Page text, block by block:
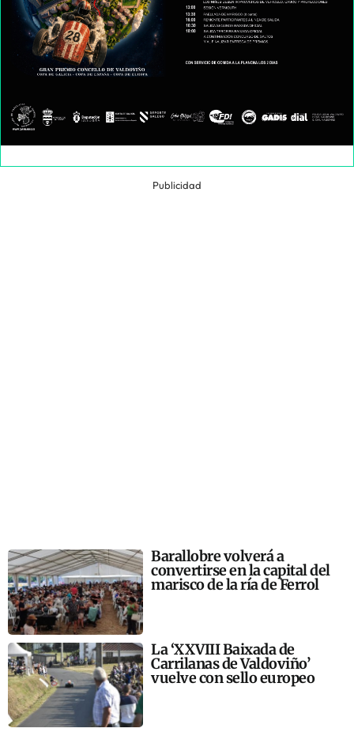
Publicidad
Barallobre volverá a
convertirse en la capital del
marisco de la ría de Ferrol
La ‘XXVIII Baixada de
Carrilanas de Valdoviño’
vuelve con sello europeo